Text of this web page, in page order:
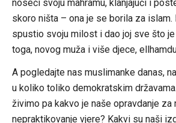
noseći svoju mahramu, klanjajući i
skoro ništa – ona je se borila za islam.
spustio svoju milost i dao joj sve što
toga, novog muža i više djece,
A pogledajte nas muslimanke danas,
u koliko toliko demokratskim
živimo pa kakvo je naše opravdanje za
nepraktikovanje vjere? Kakvi su naši